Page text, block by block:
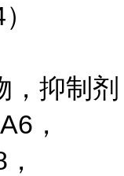
，抑制剂
，